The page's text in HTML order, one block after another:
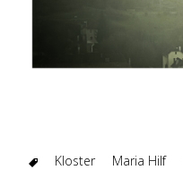
Kloster Maria Hilf